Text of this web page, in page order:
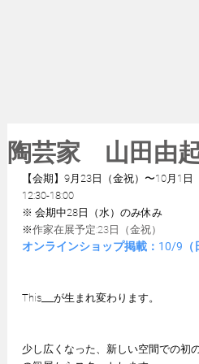
陶芸家 山田由
【会期】9月23日（金祝）〜10月1
12:30-18:00
※ 会期中28日（水）のみ休み
※作家在展予定:23日（金祝）
オンラインショップ掲載：10/9（
This___が生まれ変わります。
少し広くなった、新しい空間での初